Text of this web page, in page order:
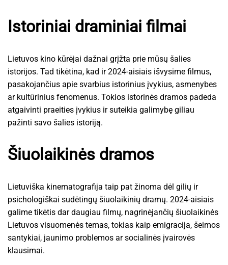
Istoriniai draminiai filmai
Lietuvos kino kūrėjai dažnai grįžta prie mūsų šalies
istorijos. Tad tikėtina, kad ir 2024-aisiais išvysime filmus,
pasakojančius apie svarbius istorinius įvykius, asmenybes
ar kultūrinius fenomenus. Tokios istorinės dramos padeda
atgaivinti praeities įvykius ir suteikia galimybę giliau
pažinti savo šalies istoriją.
Šiuolaikinės dramos
Lietuviška kinematografija taip pat žinoma dėl gilių ir
psichologiškai sudėtingų šiuolaikinių dramų. 2024-aisiais
galime tikėtis dar daugiau filmų, nagrinėjančių šiuolaikinės
Lietuvos visuomenės temas, tokias kaip emigracija, šeimos
santykiai, jaunimo problemos ar socialinės įvairovės
klausimai.